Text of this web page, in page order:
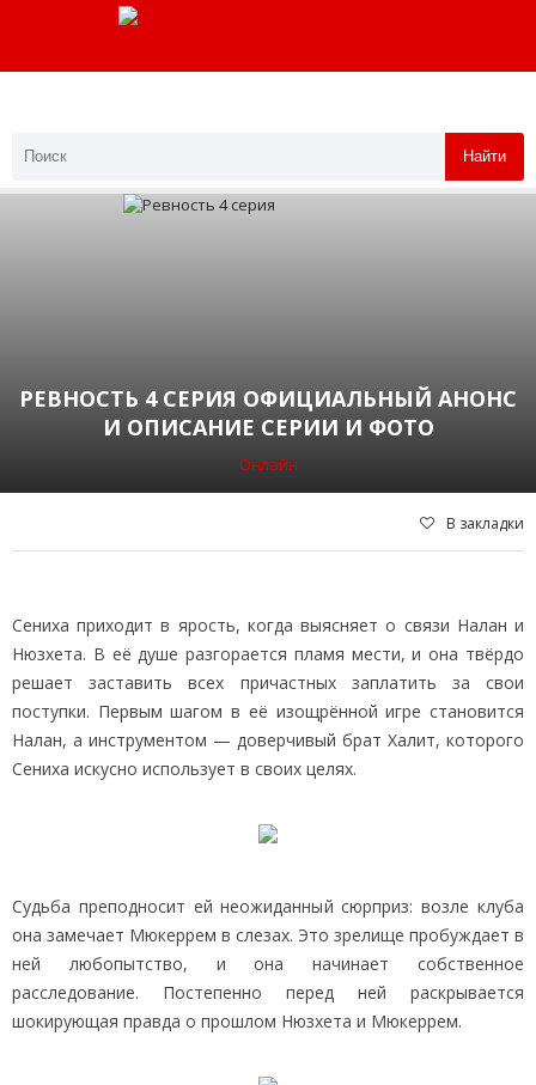
Найти
РЕВНОСТЬ 4 СЕРИЯ ОФИЦИАЛЬНЫЙ АНОНС
И ОПИСАНИЕ СЕРИИ И ФОТО
Онлайн
В закладки
Сениха приходит в ярость, когда выясняет о связи Налан и
Нюзхета. В её душе разгорается пламя мести, и она твёрдо
решает заставить всех причастных заплатить за свои
поступки. Первым шагом в её изощрённой игре становится
Налан, а инструментом — доверчивый брат Халит, которого
Сениха искусно использует в своих целях.
Судьба преподносит ей неожиданный сюрприз: возле клуба
она замечает Мюкеррем в слезах. Это зрелище пробуждает в
ней любопытство, и она начинает собственное
расследование. Постепенно перед ней раскрывается
шокирующая правда о прошлом Нюзхета и Мюкеррем.